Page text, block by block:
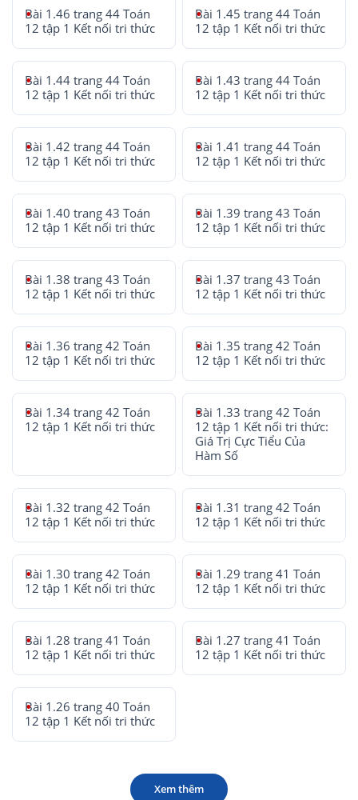
Bài 1.46 trang 44 Toán
12 tập 1 Kết nối tri thức
Bài 1.45 trang 44 Toán
12 tập 1 Kết nối tri thức
Bài 1.44 trang 44 Toán
12 tập 1 Kết nối tri thức
Bài 1.43 trang 44 Toán
12 tập 1 Kết nối tri thức
Bài 1.42 trang 44 Toán
12 tập 1 Kết nối tri thức
Bài 1.41 trang 44 Toán
12 tập 1 Kết nối tri thức
Bài 1.40 trang 43 Toán
12 tập 1 Kết nối tri thức
Bài 1.39 trang 43 Toán
12 tập 1 Kết nối tri thức
Bài 1.38 trang 43 Toán
12 tập 1 Kết nối tri thức
Bài 1.37 trang 43 Toán
12 tập 1 Kết nối tri thức
Bài 1.36 trang 42 Toán
12 tập 1 Kết nối tri thức
Bài 1.35 trang 42 Toán
12 tập 1 Kết nối tri thức
Bài 1.34 trang 42 Toán
12 tập 1 Kết nối tri thức
Bài 1.33 trang 42 Toán
12 tập 1 Kết nối tri thức:
Giá Trị Cực Tiểu Của
Hàm Số
Bài 1.32 trang 42 Toán
12 tập 1 Kết nối tri thức
Bài 1.31 trang 42 Toán
12 tập 1 Kết nối tri thức
Bài 1.30 trang 42 Toán
12 tập 1 Kết nối tri thức
Bài 1.29 trang 41 Toán
12 tập 1 Kết nối tri thức
Bài 1.28 trang 41 Toán
12 tập 1 Kết nối tri thức
Bài 1.27 trang 41 Toán
12 tập 1 Kết nối tri thức
Bài 1.26 trang 40 Toán
12 tập 1 Kết nối tri thức
Xem thêm